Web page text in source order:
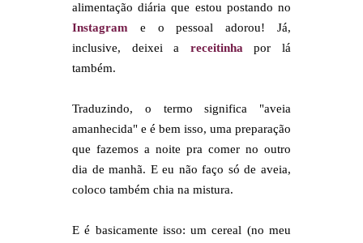
alimentação diária que estou postando no
Instagram e o pessoal adorou! Já,
inclusive, deixei a receitinha por lá
também.
Traduzindo, o termo significa "aveia
amanhecida" e é bem isso, uma preparação
que fazemos a noite pra comer no outro
dia de manhã. E eu não faço só de aveia,
coloco também chia na mistura.
E é basicamente isso: um cereal (no meu